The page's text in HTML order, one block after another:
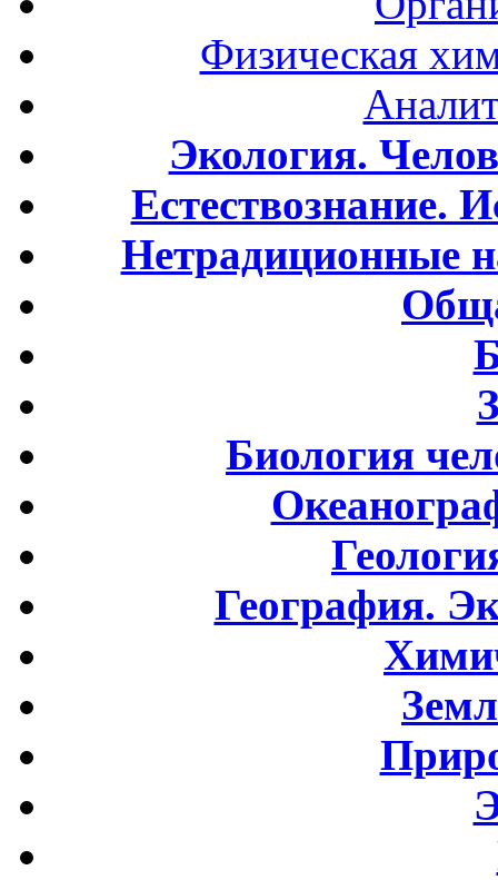
Физическая
Экология.
Естествознание.
Нетрадиционные
Биология
География.